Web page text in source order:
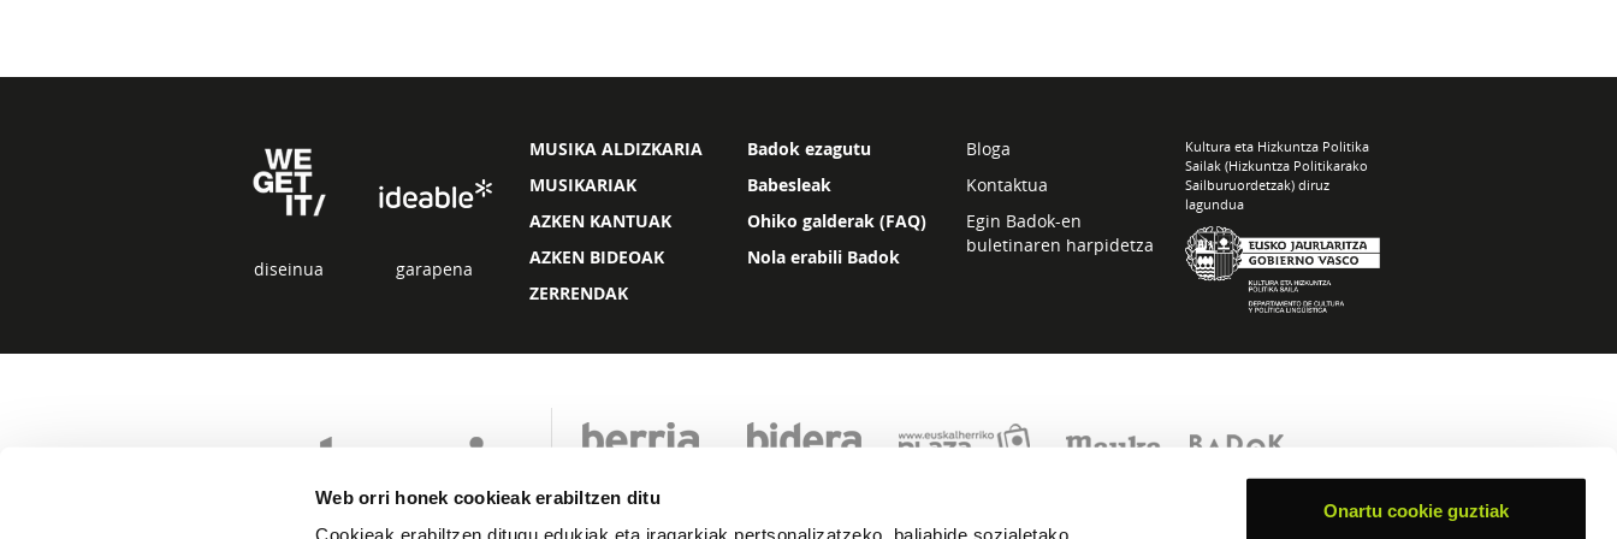
Web orri honek cookieak erabiltzen ditu
Cookieak erabiltzen ditugu edukiak eta iragarkiak pertsonalizatzeko, baliabide sozialetako
Onartu cookie guztiak
diseinua garapena
MUSIKA ALDIZKARIA
MUSIKARIAK
AZKEN KANTUAK
AZKEN BIDEOAK
ZERRENDAK
Badok ezagutu
Babesleak
Ohiko galderak (FAQ)
Nola erabili Badok
Bloga
Kontaktua
Egin Badok-en
buletinaren harpidetza
Kultura eta Hizkuntza Politika
Sailak (Hizkuntza Politikarako
Sailburuordetzak) diruz
lagundua